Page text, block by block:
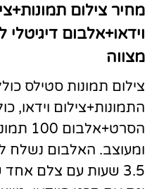
מחיר צילום
וידאו+אלבום דיגיטלי
מצווה
צילום תמונות סטילס
התמונות+צילום וידאו,
ומעוצב. האלבום נשלח
3.5 שעות עם צלם